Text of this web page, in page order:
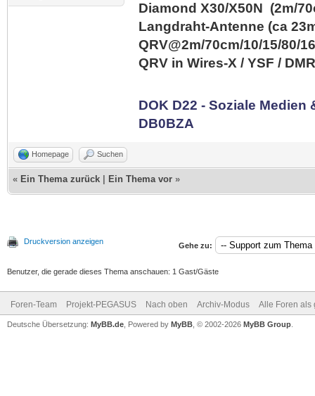
Diamond X30/X50N (2m/
Langdraht-Antenne (ca
QRV@2m/70cm/10/15/80/
QRV in Wires-X / YSF /
DOK D22 - Soziale
DB0BZA
Homepage Suchen
« Ein Thema zurück Ein Thema vor »
Druckversion anzeigen Gehe zu:
Benutzer, die gerade dieses Thema anschauen: 1 Gast/Gäste
Foren-Team Projekt-PEGASUS Nach oben Archiv-Modus Alle Foren als
Deutsche Übersetzung: MyBB.de , Powered by MyBB , © 2002-2026 MyBB Group